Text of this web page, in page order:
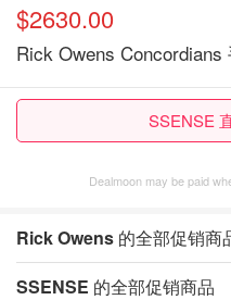
$2630.00
Rick Owens Concordians
SSENSE
Dealmoon may be paid
Rick Owens 的全部促销商
SSENSE 的全部促销商品